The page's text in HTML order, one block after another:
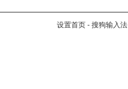
设置首页 - 搜狗输入法